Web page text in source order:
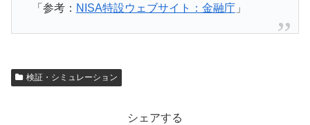
「参考： NISA特設ウェブサイト：金融庁」
検証・シミュレーション
シェアする